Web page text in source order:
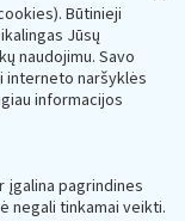
Būtinieji
Jūsų
naudojimu. Savo
interneto naršyklės
informacijos
įgalina pagrindines
negali tinkamai veikti.
el.paštas:
Lietuvos
Juridinių